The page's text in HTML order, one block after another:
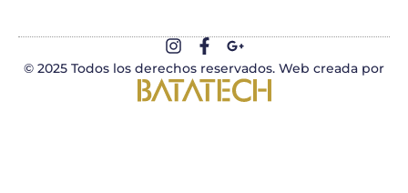
© 2025 Todos los derechos reservados. Web creada por